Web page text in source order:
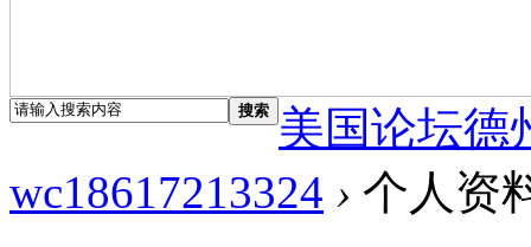
搜索
美国论坛德
wc18617213324 › 个人资